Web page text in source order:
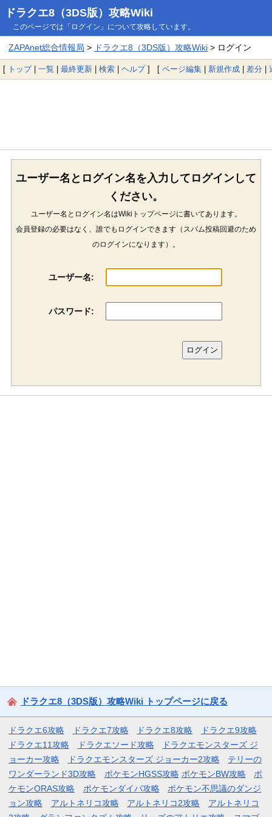
ドラクエ8（3DS版）攻略Wiki
このページでは「ログイン」について攻略しています。
ZAPAnet総合情報局 > ドラクエ8（3DS版）攻略Wiki> ログイン
[ トップ| 一覧 | 最終更新 | 検索 | ヘルプ] [ ページ編集 | 新規作成 | 差分 |
ユーザー名とログイン名を入力してログインして
ください。
ユーザー名とログイン名はWikiトップページに書いてあります。
会員登録の必要はなく、誰でもログインできます（スパム投稿回避のため
のログインになります）。
ユーザー名:
パスワード:
ドラクエ8（3DS版）攻略Wiki トップページに戻る
ドラクエ6攻略 ドラクエ7攻略 ドラクエ8攻略
ドラクエ9攻略
ドラクエ11攻略
ドラクエソード攻略
ドラクエモンスターズ ジ
ョーカー攻略
ドラクエモンスターズ ジョーカー2攻略
テリーの
ワンダーランド3D攻略
ポケモンHGSS攻略 ポケモンBW攻略
ポ
ケモンORAS攻略
ポケモンダイパ攻略
ポケモン不思議のダンジ
ョン攻略
アルトネリコ攻略 アルトネリコ2攻略
アルトネリコ